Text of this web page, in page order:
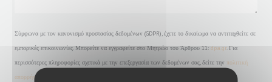
Σύμφωνα με τον κανονισμό προστασίας δεδομένων (GDPR), έχετε το δικαίωμα να αντιταχθείτε σε
εμπορικές επικοινωνίες. Μπορείτε να εγγραφείτε στο Μητρώο του Άρθρου 11:dpa.gr. Για
περισσότερες πληροφορίες σχετικά με την επεξεργασία των δεδομένων σας, δείτε την πολιτική
απορρήτου